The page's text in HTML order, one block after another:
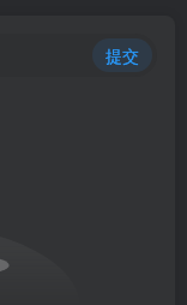
提交